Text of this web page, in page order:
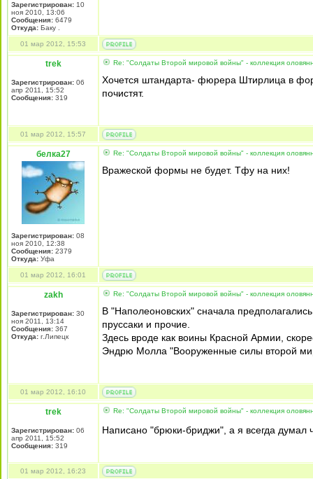
Зарегистрирован: 10
ноя 2010, 13:06
Сообщения: 6479
Откуда: Баку .
01 мар 2012, 15:53
trek
Зарегистрирован: 06
апр 2011, 15:52
Сообщения: 319
Re: "Солдаты Второй мировой войны" - коллекция
Хочется штандарта- фюрера Штирлица в
почистят.
01 мар 2012, 15:57
белка27
Зарегистрирован: 08
ноя 2010, 12:38
Сообщения: 2379
Откуда: Уфа
Re: "Солдаты Второй мировой войны" - коллекция
Вражеской формы не будет. Тфу на них!
01 мар 2012, 16:01
zakh
Зарегистрирован: 30
ноя 2011, 13:14
Сообщения: 367
Откуда: г.Липецк
Re: "Солдаты Второй мировой войны" - коллекция
В "Наполеоновских" сначала
пруссаки и прочие.
Здесь вроде как воины Красной Армии,
Эндрю Молла "Вооруженные силы второй
01 мар 2012, 16:10
trek
Зарегистрирован: 06
апр 2011, 15:52
Сообщения: 319
Re: "Солдаты Второй мировой войны" - коллекция
Написано "брюки-бриджи", а я всегда думал
01 мар 2012, 16:23